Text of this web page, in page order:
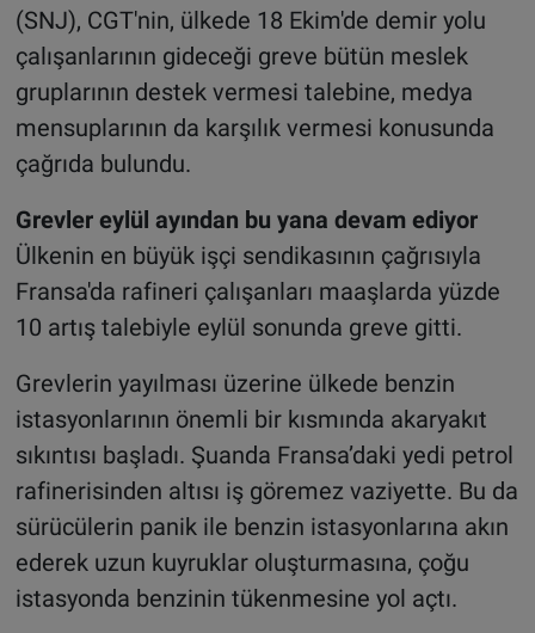
(SNJ), CGT'nin, ülkede 18 Ekim'de demir yolu
çalışanlarının gideceği greve bütün meslek
gruplarının destek vermesi talebine, medya
mensuplarının da karşılık vermesi konusunda
çağrıda bulundu.
Grevler eylül ayından bu yana devam ediyor
Ülkenin en büyük işçi sendikasının çağrısıyla
Fransa'da rafineri çalışanları maaşlarda yüzde
10 artış talebiyle eylül sonunda greve gitti.
Grevlerin yayılması üzerine ülkede benzin
istasyonlarının önemli bir kısmında akaryakıt
sıkıntısı başladı. Şuanda Fransa’daki yedi petrol
rafinerisinden altısı iş göremez vaziyette. Bu da
sürücülerin panik ile benzin istasyonlarına akın
ederek uzun kuyruklar oluşturmasına, çoğu
istasyonda benzinin tükenmesine yol açtı.